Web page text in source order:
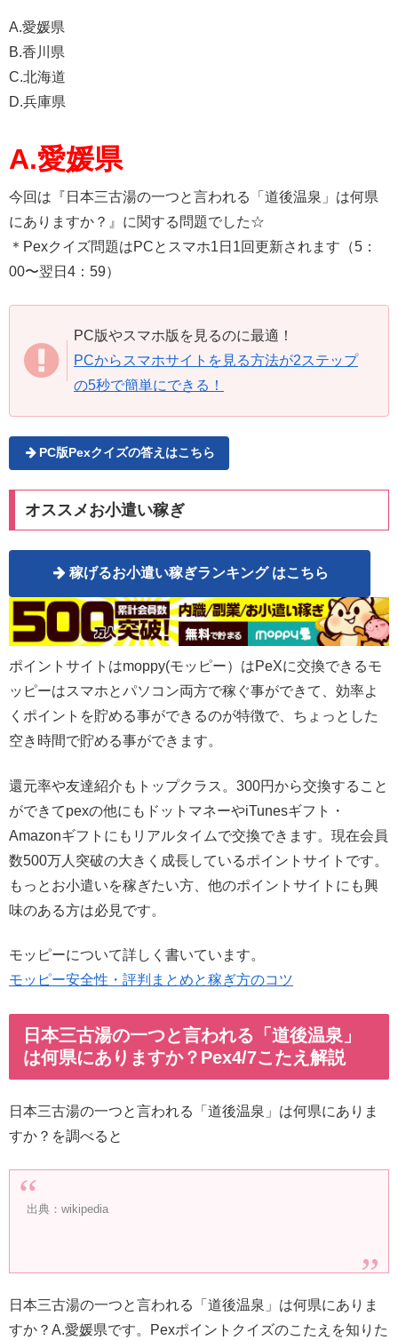
A.愛媛県
B.香川県
C.北海道
D.兵庫県
A.愛媛県
今回は『日本三古湯の一つと言われる「道後温泉」は何県
にありますか？』に関する問題でした☆
＊Pexクイズ問題はPCとスマホ1日1回更新されます（5：
00〜翌日4：59）
PC版やスマホ版を見るのに最適！
PCからスマホサイトを見る方法が2ステップ
の5秒で簡単にできる！
PC版Pexクイズの答えはこちら
オススメお小遣い稼ぎ
稼げるお小遣い稼ぎランキング はこちら
ポイントサイトはmoppy(モッピー）はPeXに交換できるモ
ッピーはスマホとパソコン両方で稼ぐ事ができて、効率よ
くポイントを貯める事ができるのが特徴で、ちょっとした
空き時間で貯める事ができます。
還元率や友達紹介もトップクラス。300円から交換すること
ができてpexの他にもドットマネーやiTunesギフト・
Amazonギフトにもリアルタイムで交換できます。現在会員
数500万人突破の大きく成長しているポイントサイトです。
もっとお小遣いを稼ぎたい方、他のポイントサイトにも興
味のある方は必見です。
モッピーについて詳しく書いています。
モッピー安全性・評判まとめと稼ぎ方のコツ
日本三古湯の一つと言われる「道後温泉」
は何県にありますか？Pex4/7こたえ解説
日本三古湯の一つと言われる「道後温泉」は何県にありま
すか？を調べると
出典：wikipedia
日本三古湯の一つと言われる「道後温泉」は何県にありま
すか？A.愛媛県です。Pexポイントクイズのこたえを知りた